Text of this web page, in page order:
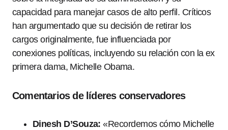
capacidad para manejar casos de alto perfil. Críticos
han argumentado que su decisión de retirar los
cargos originalmente, fue influenciada por
conexiones políticas, incluyendo su relación con la ex
primera dama, Michelle Obama.
Comentarios de líderes conservadores
Dinesh D’Souza: «Recordemos cómo Michelle